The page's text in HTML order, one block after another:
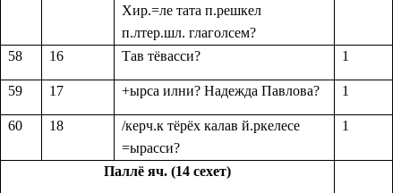
Хир.=ле тата п.решкел
п.лтер.шл. глаголсем?
58 16 Тав тёвасси? 1
59 17 +ырса илни? Надежда Павлова? 1
60 18
/керч.к тёрёх калав й.ркелесе
=ырасси?
1
Паллё яч. (14 сехет)